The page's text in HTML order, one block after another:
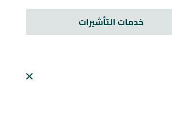
خدمات التأشيرات